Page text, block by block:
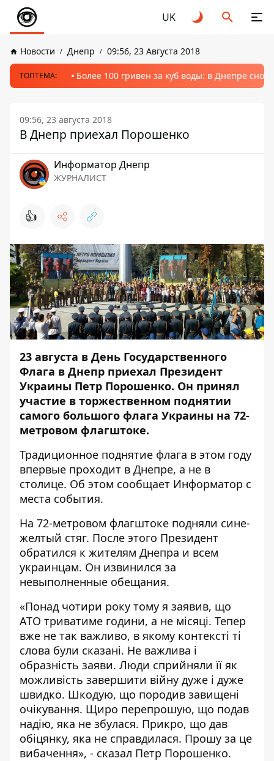
UK
Новости Днепр 09:56, 23 Августа 2018
ТОПТЕМА: Более 100 гривен за куб воды: в Днепре
09:56, 23 августа 2018
В Днепр приехал Порошенко
Информатор Днепр
ЖУРНАЛИСТ
👍
23 августа в День Государственного
Флага в Днепр приехал Президент
Украины Петр Порошенко. Он принял
участие в торжественном поднятии
самого большого флага Украины на 72-
метровом флагштоке.
Традиционное поднятие флага в этом году
впервые проходит в Днепре, а не в
столице. Об этом сообщает Информатор с
места события.
На 72-метровом флагштоке подняли сине-
желтый стяг. После этого Президент
обратился к жителям Днепра и всем
украинцам. Он извинился за
невыполненные обещания.
«Понад чотири року тому я заявив, що
АТО триватиме години, а не місяці. Тепер
вже не так важливо, в якому контексті ті
слова були сказані. Не важлива і
образність заяви. Люди сприйняли її як
можливість завершити війну дуже і дуже
швидко. Шкодую, що породив завищені
очікування. Щиро перепрошую, що подав
надію, яка не збулася. Прикро, що дав
обіцянку, яка не справдилася. Прошу за це
вибачення», - сказал Петр Порошенко.